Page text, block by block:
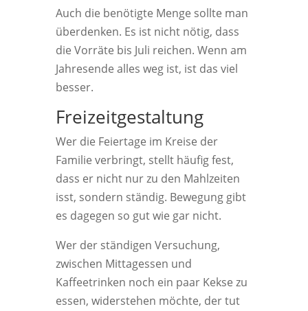
Auch die benötigte Menge sollte man
überdenken. Es ist nicht nötig, dass
die Vorräte bis Juli reichen. Wenn am
Jahresende alles weg ist, ist das viel
besser.
Freizeitgestaltung
Wer die Feiertage im Kreise der
Familie verbringt, stellt häufig fest,
dass er nicht nur zu den Mahlzeiten
isst, sondern ständig. Bewegung gibt
es dagegen so gut wie gar nicht.
Wer der ständigen Versuchung,
zwischen Mittagessen und
Kaffeetrinken noch ein paar Kekse zu
essen, widerstehen möchte, der tut